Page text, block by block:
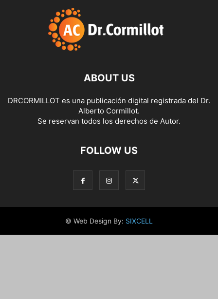
ABOUT US
DRCORMILLOT es una publicación digital registrada del Dr.
Alberto Cormillot.
Se reservan todos los derechos de Autor.
FOLLOW US
© Web Design By: SIXCELL